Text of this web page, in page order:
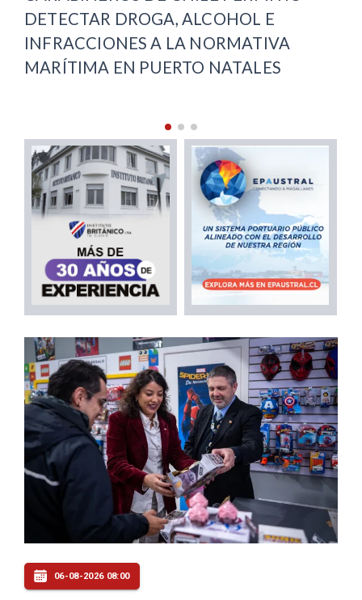
RECUPERACIÓN VIAL EN PUNTA
ARENAS
06-08-2026 08:00